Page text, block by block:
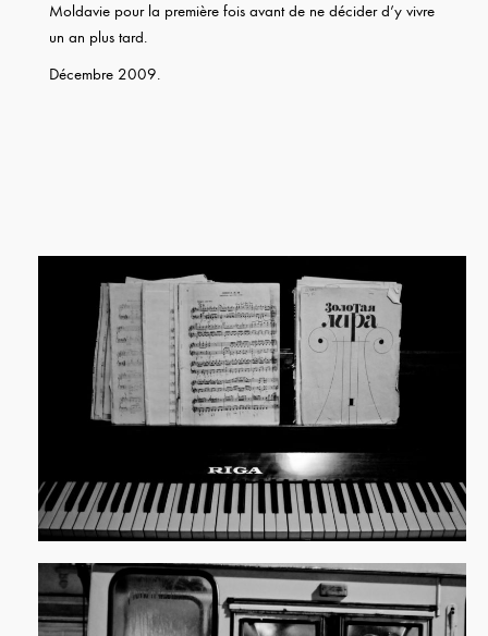
Moldavie pour la première fois avant de ne décider d’y vivre
un an plus tard.
Décembre 2009.